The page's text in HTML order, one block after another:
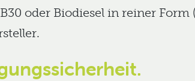
oder Biodiesel in reiner Form (